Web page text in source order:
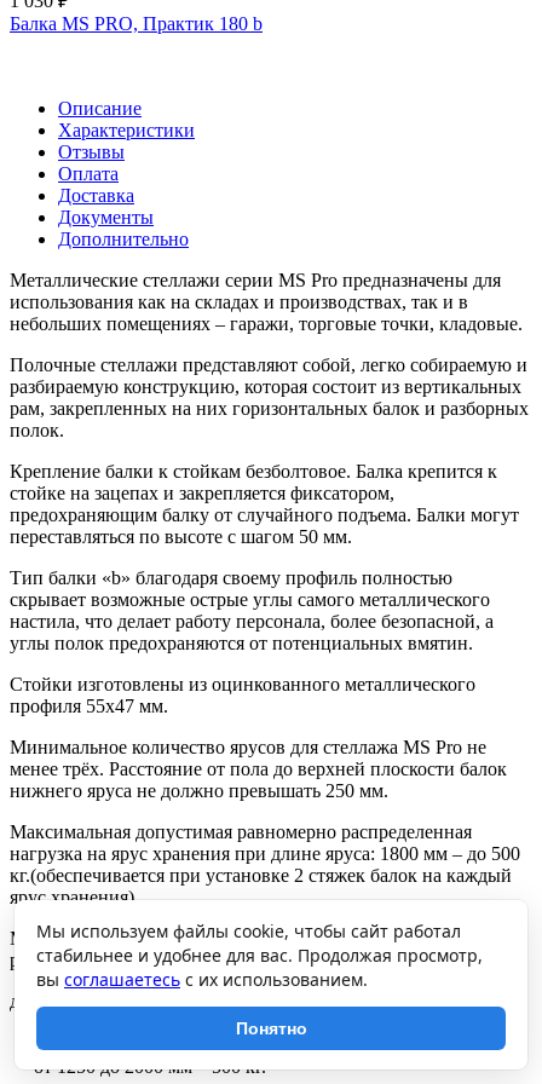
Балка MS PRO, Практик 180 b
Описание
Характеристики
Отзывы
Оплата
Доставка
Документы
Дополнительно
Металлические стеллажи серии MS Pro предназначены для
использования как на складах и производствах, так и в
небольших помещениях – гаражи, торговые точки, кладовые.
Полочные стеллажи представляют собой, легко собираемую и
разбираемую конструкцию, которая состоит из вертикальных
рам, закрепленных на них горизонтальных балок и разборных
полок.
Крепление балки к стойкам безболтовое. Балка крепится к
стойке на зацепах и закрепляется фиксатором,
предохраняющим балку от случайного подъема. Балки могут
переставляться по высоте с шагом 50 мм.
Тип балки «b» благодаря своему профиль полностью
скрывает возможные острые углы самого металлического
настила, что делает работу персонала, более безопасной, а
углы полок предохраняются от потенциальных вмятин.
Стойки изготовлены из оцинкованного металлического
профиля 55х47 мм.
Минимальное количество ярусов для стеллажа MS Pro не
менее трёх. Расстояние от пола до верхней плоскости балок
нижнего яруса не должно превышать 250 мм.
Максимальная допустимая равномерно распределенная
нагрузка на ярус хранения при длине яруса: 1800 мм – до 500
кг.(обеспечивается при установке 2 стяжек балок на каждый
ярус хранения)
Максимальная допустимая нагрузка на секцию стеллажа при
расстоянии между ярусами хранения по вертикали:
до 750 мм – 2500 кг,
от 750 до 1000 мм – 1500 кг,
от 1000 до 1250 мм – 1050 кг,
от 1250 до 2000 мм – 500 кг.
Мы используем файлы cookie, чтобы сайт работал
стабильнее и удобнее для вас. Продолжая просмотр,
вы соглашаетесь с их использованием.
Понятно